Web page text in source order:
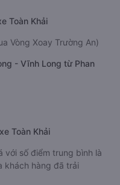
Toàn Khải
Vòng Xoay Trường An)
- Vĩnh Long từ Phan
Toàn Khải
với số điểm trung bình là
khách hàng đã trải